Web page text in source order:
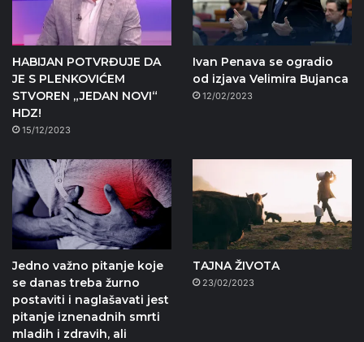
HABIJAN POTVRĐUJE DA
JE S PLENKOVIĆEM
STVOREN „JEDAN NOVI“
HDZ!
15/12/2023
Ivan Penava se ogradio
od izjava Velimira Bujanca
12/02/2023
Jedno važno pitanje koje
se danas treba žurno
postaviti i naglašavati jest
pitanje iznenadnih smrti
mladih i zdravih, ali
TAJNA ŽIVOTA
23/02/2023